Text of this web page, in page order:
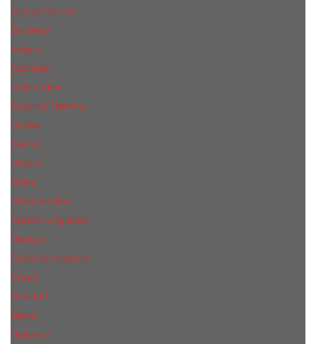
Britney Spears
Burberry
Bvlgari
Cacharel
Calvin Klein
Carolina Herrera
Cartier
Cerruti
Сhanеl
Chloe
Christian Dior
Christina Aguilera
Сliniquе
Costume National
Creed
Davidoff
Diesel
Diptyque